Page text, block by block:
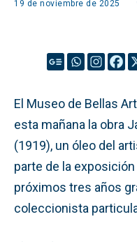
19 de noviembre de 2025
El Museo de Bellas
esta mañana la obra
(1919), un óleo del
parte de la
próximos tres años
coleccionista